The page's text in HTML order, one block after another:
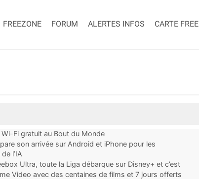
FREEZONE FORUM ALERTES INFOS CARTE FREE
Fi gratuit au Bout du Monde
son arrivée sur Android et iPhone pour les
l’IA
Ultra, toute la Liga débarque sur Disney+ et c’est
Video avec des centaines de films et 7 jours offerts